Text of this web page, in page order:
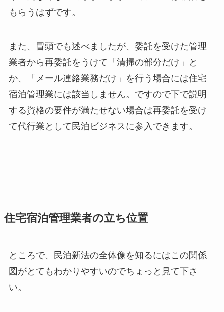
もらうはずです。
また、冒頭でも述べましたが、委託を受けた管理
業者から再委託をうけて「清掃の部分だけ」と
か、「メール連絡業務だけ」を行う場合には住宅
宿泊管理業には該当しません。ですので下で説明
する資格の要件が満たせない場合は再委託を受け
て代行業として民泊ビジネスに参入できます。
住宅宿泊管理業者の立ち位置
ところで、民泊新法の全体像を知るにはこの関係
図がとてもわかりやすいのでちょっと見て下さ
い。